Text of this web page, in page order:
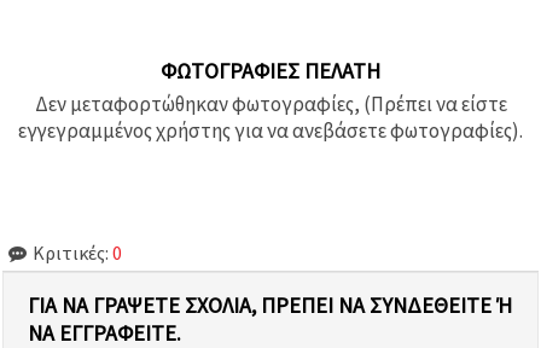
ΦΩΤΟΓΡΑΦΊΕΣ ΠΕΛΆΤΗ
Δεν μεταφορτώθηκαν φωτογραφίες, (Πρέπει να είστε
εγγεγραμμένος χρήστης για να ανεβάσετε φωτογραφίες).
Κριτικές: 0
ΓΙΑ ΝΑ ΓΡΆΨΕΤΕ ΣΧΌΛΙΑ, ΠΡΈΠΕΙ ΝΑ ΣΥΝΔΕΘΕΊΤΕ Ή Ν
Α ΕΓΓΡΑΦΕΊΤΕ.